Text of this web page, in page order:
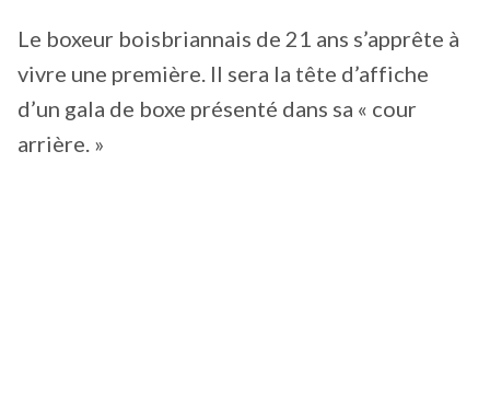
Le boxeur boisbriannais de 21 ans s’apprête à
vivre une première. Il sera la tête d’affiche
d’un gala de boxe présenté dans sa « cour
arrière. »